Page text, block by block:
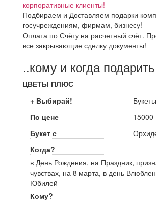
корпоративные клиенты!
Подбираем и Доставляем подарки
госучреждениям, фирмам, бизнесу!
Оплата по Счёту на расчетный счёт.
все закрывающие сделку документы!
..кому и когда
ЦВЕТЫ ПЛЮС
+ Выбирай!
По цене
15000
Букет с
Когда?
в День Рождения, на Праздник,
чувствах, на 8 марта, в день
Юбилей
Кому?